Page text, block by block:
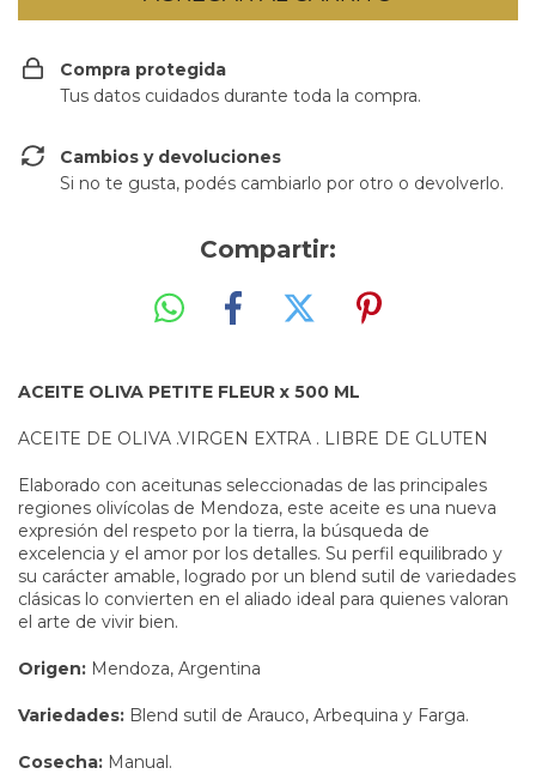
Compra protegida
Tus datos cuidados durante toda la compra.
Cambios y devoluciones
Si no te gusta, podés cambiarlo por otro o devolverlo.
Compartir:
ACEITE OLIVA PETITE FLEUR x 500 ML
ACEITE DE OLIVA .VIRGEN EXTRA . LIBRE DE GLUTEN
Elaborado con aceitunas seleccionadas de las principales
regiones olivícolas de Mendoza, este aceite es una nueva
expresión del respeto por la tierra, la búsqueda de
excelencia y el amor por los detalles. Su perfil equilibrado y
su carácter amable, logrado por un blend sutil de variedades
clásicas lo convierten en el aliado ideal para quienes valoran
el arte de vivir bien.
Origen: Mendoza, Argentina
Variedades: Blend sutil de Arauco, Arbequina y Farga.
Cosecha: Manual.